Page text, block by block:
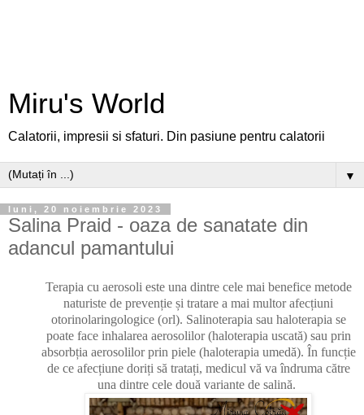
Miru's World
Calatorii, impresii si sfaturi. Din pasiune pentru calatorii
▼
luni, 20 noiembrie 2023
Salina Praid - oaza de sanatate din
adancul pamantului
Terapia cu aerosoli este una dintre cele mai benefice metode
naturiste de prevenție și tratare a mai multor afecțiuni
otorinolaringologice (orl). Salinoterapia sau haloterapia se
poate face inhalarea aerosolilor (haloterapia uscată) sau prin
absorbția aerosolilor prin piele (haloterapia umedă). În funcție
de ce afecțiune doriți să tratați, medicul vă va îndruma către
una dintre cele două variante de salină.